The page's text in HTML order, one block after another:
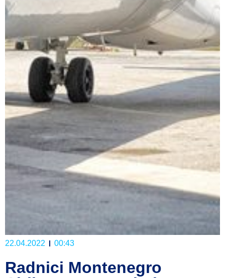
22.04.2022 00:43
Radnici Montenegro